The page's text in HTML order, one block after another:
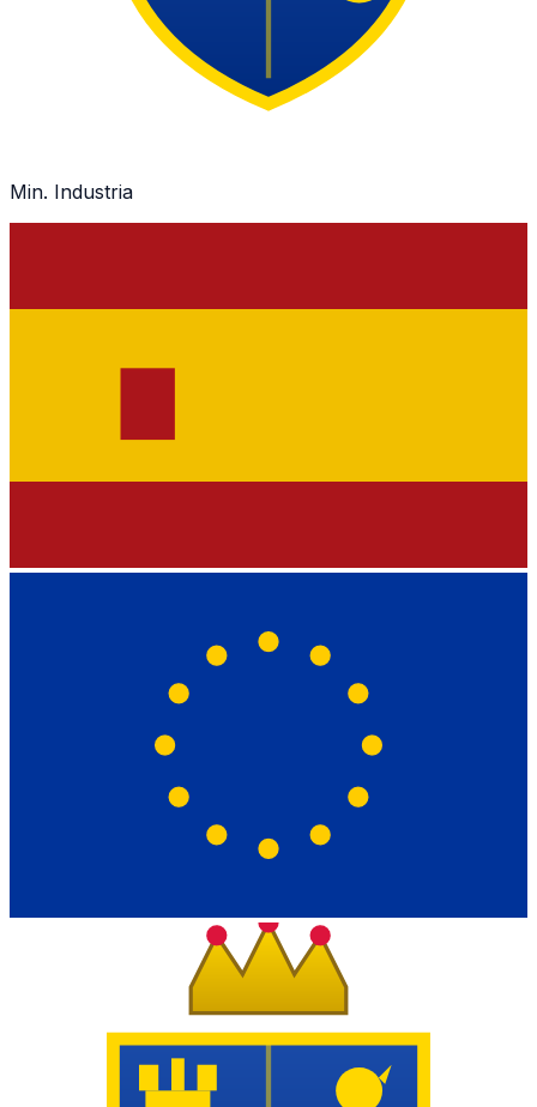
Min. Industria